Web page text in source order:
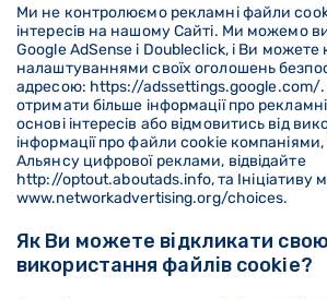
Ми не контролюємо рекламні файли
інтересів на нашому Сайті. Ми можемо
Google AdSense і Doubleclick, і Ви можете
налаштуваннями своїх оголошень
адресою: https://adssettings.google.com/
отримати більше інформації про
основі інтересів або відмовитись від
інформації про файли cookie
Альянсу цифрової реклами, відвідайте
http://optout.aboutads.info, та Ініціативу
www.networkadvertising.org/choices.
Як Ви можете відкликати
використання файлів cookie?